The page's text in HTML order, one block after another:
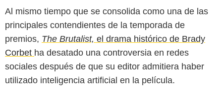
Al mismo tiempo que se consolida como una de las
principales contendientes de la temporada de
premios, The Brutalist, el drama histórico de Brady
Corbet ha desatado una controversia en redes
sociales después de que su editor admitiera haber
utilizado inteligencia artificial en la película.